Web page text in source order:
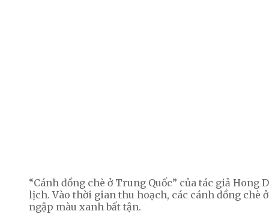
“Cánh đồng chè ở Trung Quốc” của tác giả
lịch. Vào thời gian thu hoạch, các cánh đồng chè
ngập màu xanh bất tận.